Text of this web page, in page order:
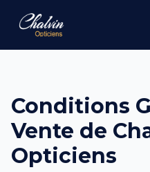
Conditions
Vente de
Opticiens